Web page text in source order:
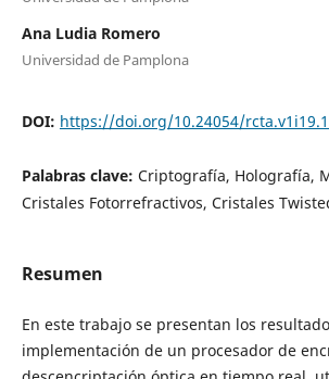
Ana Ludia Romero
Universidad de Pamplona
DOI: https://doi.org/10.24054/
Palabras clave: Criptografía, Holografía,
Cristales Fotorrefractivos, Cristales
Resumen
En este trabajo se presentan los
implementación de un procesador de